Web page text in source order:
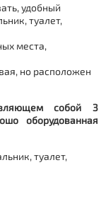
удобный
туалет,
места,
но расположен
собой 3
оборудованная
туалет,